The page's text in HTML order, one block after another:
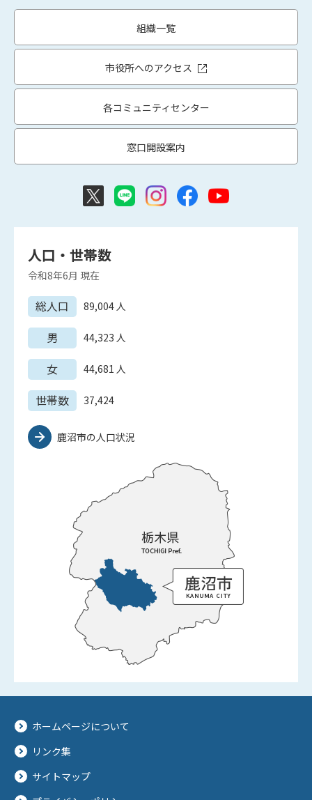
組織一覧
市役所へのアクセス
各コミュニティセンター
窓口開設案内
人口・世帯数
令和8年6月 現在
総人口 89,004人
男 44,323 人
女 44,681 人
世帯数 37,424
鹿沼市の人口状況
ホームページについて
リンク集
サイトマップ